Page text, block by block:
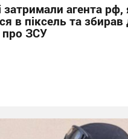
агента рф,
в піксель та збирав
про ЗСУ